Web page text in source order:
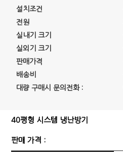
설치조건
전원
실내기 크기
실외기 크기
판매가격
배송비
대량 구매시 문의전화 :
40평형 시스템 냉난방기
판매 가격 :